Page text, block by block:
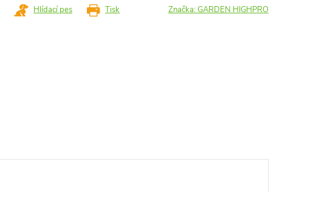
Tisk
Hlídací pes Značka:GARDEN HIGHPRO